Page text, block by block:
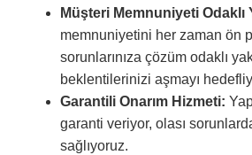
Müşteri Memnuniyeti Odaklı
memnuniyetini her zaman ön
sorunlarınıza çözüm odaklı
beklentilerinizi aşmayı
Garantili Onarım Hizmeti:
garanti veriyor, olası
sağlıyoruz.